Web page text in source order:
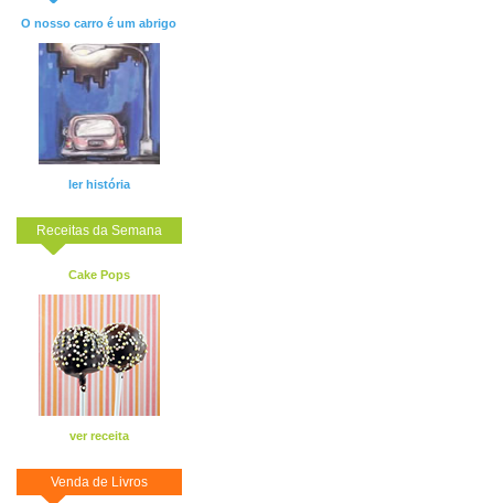
O nosso carro é um abrigo
ler história
Receitas da Semana
Cake Pops
ver receita
Venda de Livros